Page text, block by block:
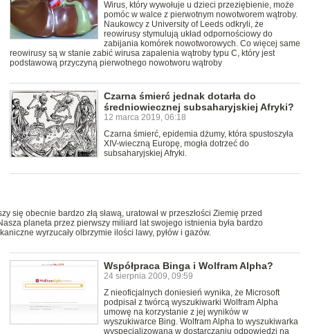
Wirus, który wywołuje u dzieci przeziębienie, może
pomóc w walce z pierwotnym nowotworem wątroby.
Naukowcy z University of Leeds odkryli, że
reowirusy stymulują układ odpornościowy do
zabijania komórek nowotworowych. Co więcej same
reowirusy są w stanie zabić wirusa zapalenia wątroby typu C, który jest
podstawową przyczyną pierwotnego nowotworu wątroby
Czarna śmierć jednak dotarła do
średniowiecznej subsaharyjskiej Afryki?
12 marca 2019, 06:18
Czarna śmierć, epidemia dżumy, która spustoszyła
XIV-wieczną Europę, mogła dotrzeć do
subsaharyjskiej Afryki.
się obecnie bardzo złą sławą, uratował w przeszłości Ziemię przed
planeta przez pierwszy miliard lat swojego istnienia była bardzo
wyrzucały olbrzymie ilości lawy, pyłów i gazów.
Współpraca Binga i Wolfram Alpha?
24 sierpnia 2009, 09:59
Z nieoficjalnych doniesień wynika, że Microsoft
podpisał z twórcą wyszukiwarki Wolfram Alpha
umowę na korzystanie z jej wyników w
wyszukiwarce Bing. Wolfram Alpha to wyszukiwarka
wyspecjalizowana w dostarczaniu odpowiedzi na